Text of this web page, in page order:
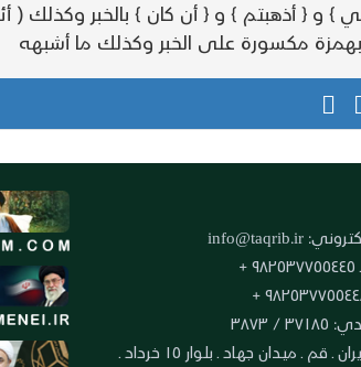
والخبر كقوله : ( أأعجمي ) و ( أأذهبتم ) و ( أأن كان ) بالإستفهام و 9 { أعجمي } و {
) بهمزة مكسورة على الخبر وكذلك ما أشبهه
info@taqrib.ir
/ ٣٨٧٣
العنوان: ايران ـ قم ـ ميدان جهاد ـ بلوار ١٥ خرداد ـ